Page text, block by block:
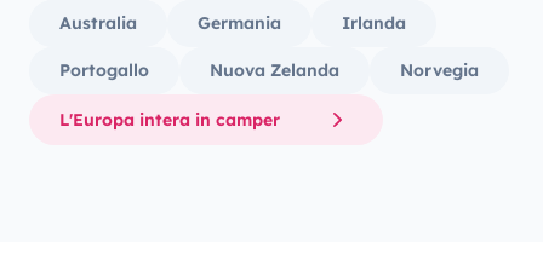
Australia Germania Irlanda
Portogallo Nuova Zelanda Norvegia
L'Europa intera in camper